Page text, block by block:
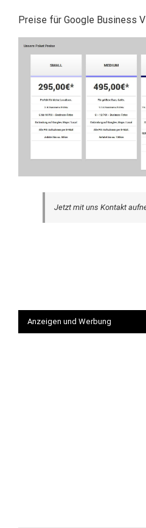
Preise für Google Business
Jetzt mit uns Kontakt
Anzeigen und Werbung